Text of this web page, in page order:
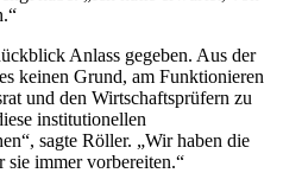
Anlass gegeben. Aus der
keinen Grund, am Funktionieren
und den Wirtschaftsprüfern zu
institutionellen
sagte Röller. „Wir haben die
immer vorbereiten.“